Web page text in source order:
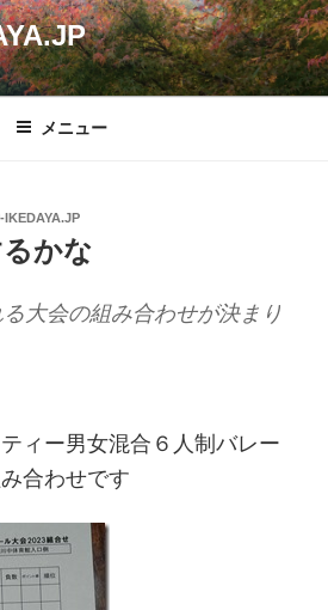
メニュー
IKEDAYA.JP
かな
大会の組み合わせが決まり
ティー男女混合６人制バレー
合わせです